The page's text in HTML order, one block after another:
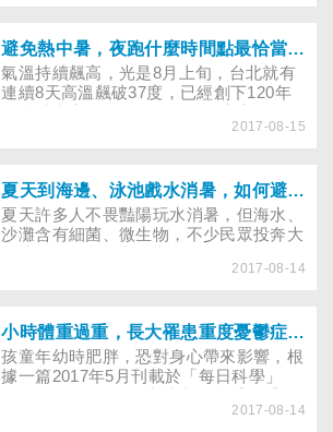
抽起來會散發淡淡香氣的水煙和電子煙，
最受年輕人歡迎。有人說水煙和電子煙不
是菸，維他命棒也不是菸，甚至還能成為
菸的替代品，真的是這樣嗎？
避免熱中暑，夜跑什麼時間點最恰當？想要夜跑，晚餐幾點吃最好？
氣溫持續飆高，光是8月上旬，台北就有
連續8天高溫飆破37度，已經創下120年
未來恐怕還會再更熱。面對如此炎熱的天
動引起中暑。但也有人擔心，晚上不是應
該要讓免疫系統休息嗎？到底什麼時間跑
步比較好呢？
2017-08-15
夏天到海邊、泳池戲水消暑，如何避免陰道發炎？平常穿PH5.5酸鹼平衡褲，可讓私密處更抗菌？
夏天許多人不畏豔陽玩水消暑，但海水、
沙灘含有細菌、微生物，不少民眾投奔大
泳褲，就直接穿上外褲，導致私密處濕濕
診的患者明顯增加。
2017-08-14
小時體重過重，長大罹患重度憂鬱症的機率較一般人高？
孩童年幼時肥胖，恐對身心帶來影響，根
據一篇2017年5月刊載於「每日科學」
特別是小時候就出現的肥胖，會大幅增加
2017-08-14